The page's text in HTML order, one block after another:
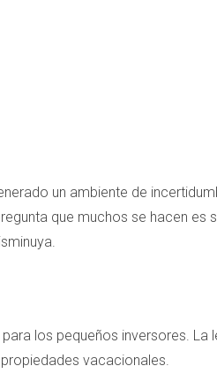
un ambiente de
que muchos se hacen es
los pequeños inversores. La
vacacionales.